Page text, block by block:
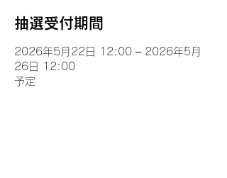
抽選受付期間
2026年5月22日 12:00 – 2026年5月
26日 12:00
予定